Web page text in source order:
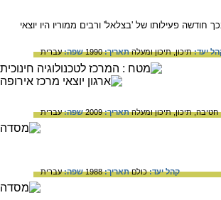
פעילותו של 'בצלאל' ורבים ממוריו היו יוצאי
יעד:תיכון,תיכון ומעלהתאריך:1990 שפה:עברית
חטיבה,תיכון,תיכון ומעלהתאריך:2009 שפה:עברית
קהל יעד:כולםתאריך:1988 שפה:עברית